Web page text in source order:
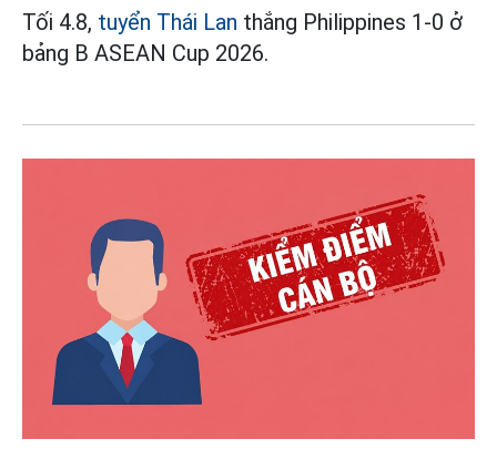
Tối 4.8, tuyển Thái Lan thắng Philippines 1-0 ở
bảng B ASEAN Cup 2026.